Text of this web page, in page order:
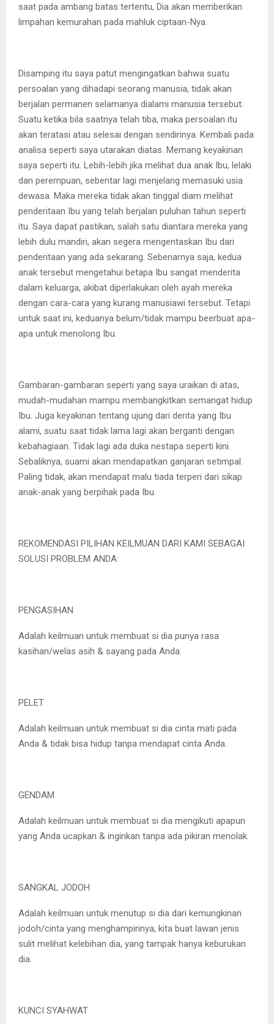
saat pada ambang batas tertentu, Dia akan memberikan
limpahan kemurahan pada mahluk ciptaan-Nya.
Disamping itu saya patut mengingatkan bahwa suatu
persoalan yang dihadapi seorang manusia, tidak akan
berjalan permanen selamanya dialami manusia tersebut.
Suatu ketika bila saatnya telah tiba, maka persoalan itu
akan teratasi atau selesai dengan sendirinya. Kembali pada
analisa seperti saya utarakan diatas. Memang keyakinan
saya seperti itu. Lebih-lebih jika melihat dua anak Ibu, lelaki
dan perempuan, sebentar lagi menjelang memasuki usia
dewasa. Maka mereka tidak akan tinggal diam melihat
penderitaan Ibu yang telah berjalan puluhan tahun seperti
itu. Saya dapat pastikan, salah satu diantara mereka yang
lebih dulu mandiri, akan segera mengentaskan Ibu dari
penderitaan yang ada sekarang. Sebenarnya saja, kedua
anak tersebut mengetahui betapa Ibu sangat menderita
dalam keluarga, akibat diperlakukan oleh ayah mereka
dengan cara-cara yang kurang manusiawi tersebut. Tetapi
untuk saat ini, keduanya belum/tidak mampu beerbuat apa-
apa untuk menolong Ibu.
Gambaran-gambaran seperti yang saya uraikan di atas,
mudah-mudahan mampu membangkitkan semangat hidup
Ibu. Juga keyakinan tentang ujung dari derita yang Ibu
alami, suatu saat tidak lama lagi akan berganti dengan
kebahagiaan. Tidak lagi ada duka nestapa seperti kini.
Sebaliknya, suami akan mendapatkan ganjaran setimpal.
Paling tidak, akan mendapat malu tiada terperi dari sikap
anak-anak yang berpihak pada Ibu.
REKOMENDASI PILIHAN KEILMUAN DARI KAMI SEBAGAI
SOLUSI PROBLEM ANDA:
PENGASIHAN
Adalah keilmuan untuk membuat si dia punya rasa
kasihan/welas asih & sayang pada Anda.
PELET
Adalah keilmuan untuk membuat si dia cinta mati pada
Anda & tidak bisa hidup tanpa mendapat cinta Anda.
GENDAM
Adalah keilmuan untuk membuat si dia mengikuti apapun
yang Anda ucapkan & inginkan tanpa ada pikiran menolak.
SANGKAL JODOH
Adalah keilmuan untuk menutup si dia dari kemungkinan
jodoh/cinta yang menghampirinya, kita buat lawan jenis
sulit melihat kelebihan dia, yang tampak hanya keburukan
dia.
KUNCI SYAHWAT